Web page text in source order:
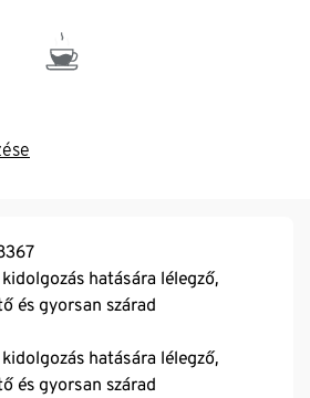
hatására lélegző,
és gyorsan szárad
hatására lélegző,
és gyorsan szárad